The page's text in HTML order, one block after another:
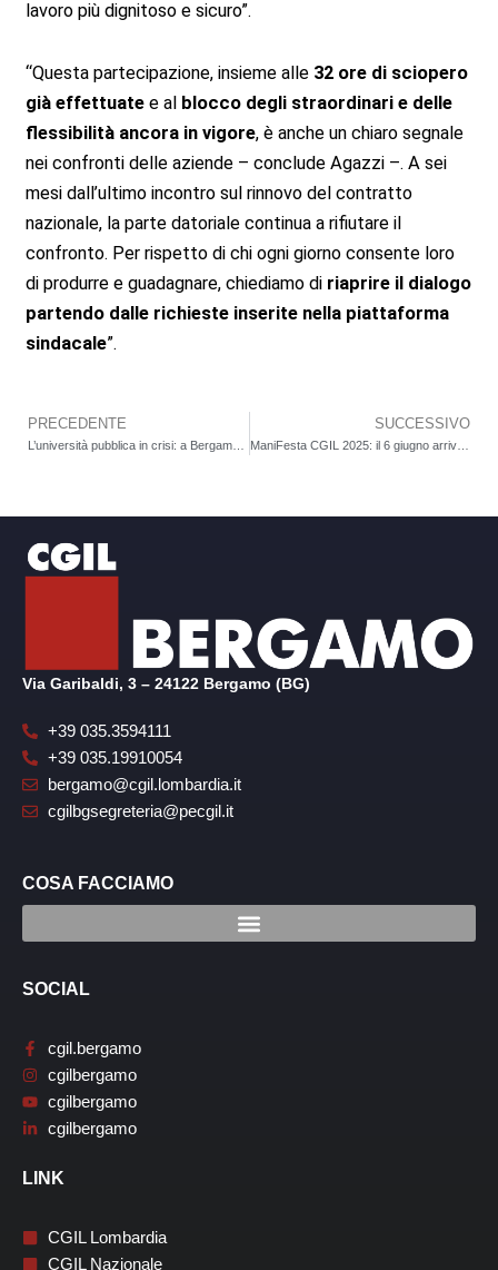
lavoro più dignitoso e sicuro”.
“Questa partecipazione, insieme alle 32 ore di sciopero
già effettuate e al blocco degli straordinari e delle
flessibilità ancora in vigore, è anche un chiaro segnale
nei confronti delle aziende – conclude Agazzi –. A sei
mesi dall’ultimo incontro sul rinnovo del contratto
nazionale, la parte datoriale continua a rifiutare il
confronto. Per rispetto di chi ogni giorno consente loro
di produrre e guadagnare, chiediamo di riaprire il dialogo
partendo dalle richieste inserite nella piattaforma
sindacale”.
Precedente
PRECEDENTE SUCCESSIVO
ManiFesta CGIL 2025: il 6 giugno arrivano i Planet Funk. Concerto gratuito al Bergamo NXT, prenotazioni su Ticketmaster
Via Garibaldi, 3 – 24122 Bergamo (BG)
+39 035.3594111
+39 035.19910054
bergamo@cgil.lombardia.it
cgilbgsegreteria@pecgil.it
COSA FACCIAMO
SOCIAL
cgil.bergamo
cgilbergamo
cgilbergamo
cgilbergamo
LINK
CGIL Lombardia
CGIL Nazionale